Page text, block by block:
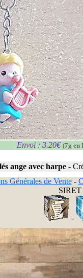
Envoi : 3.20€ (7g en
ange avec harpe-
Générales de Vente-
SIRET
-